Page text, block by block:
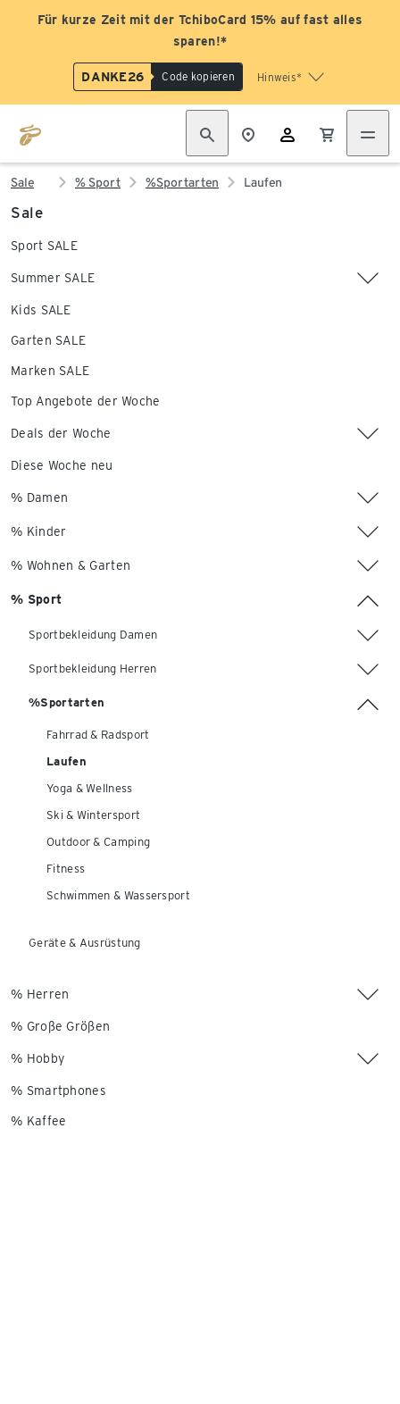
Für kurze Zeit mit der TchiboCard 15% auf fast alles
sparen!*
DANKE26 Code kopieren Hinweis*
Sale % Sport %Sportarten Laufen
Sale
Sport SALE
Summer SALE
Kids SALE
Garten SALE
Marken SALE
Top Angebote der Woche
Deals der Woche
Diese Woche neu
% Damen
% Kinder
% Wohnen & Garten
% Sport
Sportbekleidung Damen
Sportbekleidung Herren
%Sportarten
Fahrrad & Radsport
Laufen
Yoga & Wellness
Ski & Wintersport
Outdoor & Camping
Fitness
Schwimmen & Wassersport
Geräte & Ausrüstung
% Herren
% Große Größen
% Hobby
% Smartphones
% Kaffee